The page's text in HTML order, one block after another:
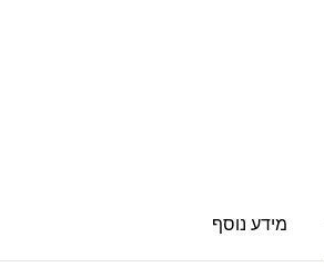
מידע נוסף